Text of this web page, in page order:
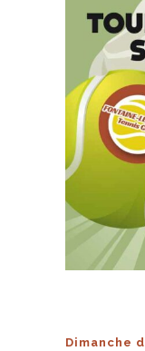
Dimanche